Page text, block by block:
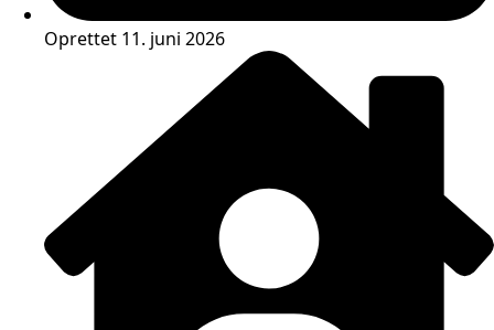
Oprettet 11. juni 2026